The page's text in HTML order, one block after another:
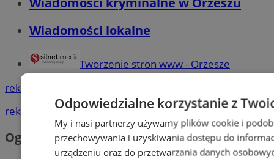
Wiadomości lokalne
Tworzenie stron www - Orzesze
reklama
reklama
Ogłoszenia
Odpowiedzialne korzystanie z
My i nasi partnerzy używamy plików cookie i
przechowywania i uzyskiwania dostępu do
urządzeniu oraz do przetwarzania danych